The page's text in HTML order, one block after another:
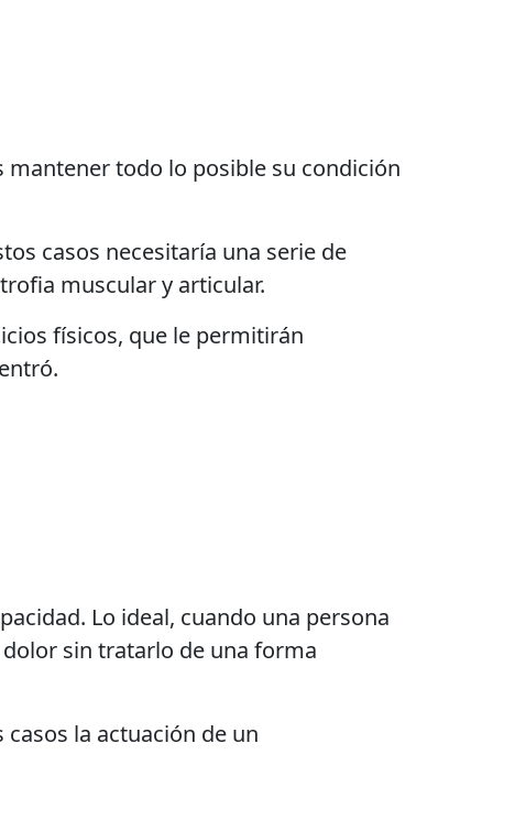
mantener todo lo posible su condición
casos necesitaría una serie de
muscular y articular.
físicos, que le permitirán
Lo ideal, cuando una persona
sin tratarlo de una forma
la actuación de un